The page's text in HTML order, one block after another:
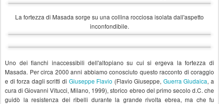
La fortezza di Masada sorge su una collina rocciosa isolata dall'aspetto
inconfondibile.
Uno dei fianchi inaccessibili dell'altopiano su cui si ergeva la fortezza di
Masada. Per circa 2000 anni abbiamo conosciuto questo racconto di coraggio
e di forza dagli scritti di Giuseppe Flavio (Flavio Giuseppe, Guerra Giudaica, a
cura di Giovanni Vitucci, Milano, 1999), storico ebreo del primo secolo d.C. che
guidò la resistenza dei ribelli durante la grande rivolta ebrea, ma che fu